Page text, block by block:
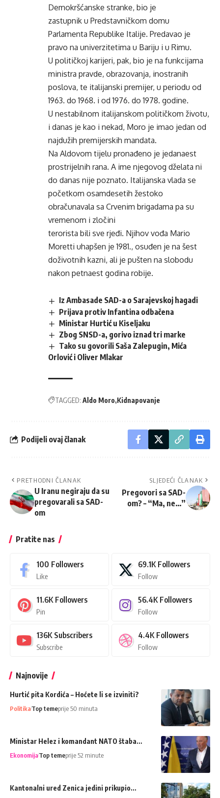
Demokršćanske stranke, bio je
zastupnik u Predstavničkom domu
Parlamenta Republike Italije. Predavao je
pravo na univerzitetima u Bariju i u Rimu.
U političkoj karijeri, pak, bio je na funkcijama
ministra pravde, obrazovanja, inostranih
poslova, te italijanski premijer, u periodu od
1963. do 1968. i od 1976. do 1978. godine.
U nestabilnom italijanskom političkom životu,
i danas je kao i nekad, Moro je imao jedan od
najdužih premijerskih mandata.
Na Aldovom tijelu pronađeno je jedanaest
prostrijelnih rana. A ime njegovog dželata ni
do danas nije poznato. Italijanska vlada se
početkom osamdesetih žestoko
obračunavala sa Crvenim brigadama pa su
vremenom i zločini
terorista bili sve rjeđi. Njihov vođa Mario
Moretti uhapšen je 1981., osuđen je na šest
doživotnih kazni, ali je pušten na slobodu
nakon petnaest godina robije.
Iz Ambasade SAD-a o Sarajevskoj hagadi
Prijava protiv Infantina odbačena
Ministar Hurtić u Kiseljaku
Zbog SNSD-a, gorivo iznad tri marke
Tako su govorili Saša Zalepugin, Mića
Orlović i Oliver Mlakar
TAGGED: Aldo Moro Kidnapovanje
Podijeli ovaj članak
PRETHODNI ČLANAK
U Iranu negiraju da su
pregovarali sa SAD-
om
SLJEDEĆI ČLANAK
Pregovori sa SAD-
om? – “Ma, ne…”
Pratite nas
100 Followers
Like
69.1K Followers
Follow
11.6K Followers
Pin
56.4K Followers
Follow
136K Subscribers
Subscribe
4.4K Followers
Follow
Najnovije
Hurtić pita Kordića – Hoćete li se izviniti?
PolitikaTop temeprije 50 minuta
Ministar Helez i komandant NATO štaba…
EkonomijaTop temeprije 52 minute
Kantonalni ured Zenica jedini prikupio…